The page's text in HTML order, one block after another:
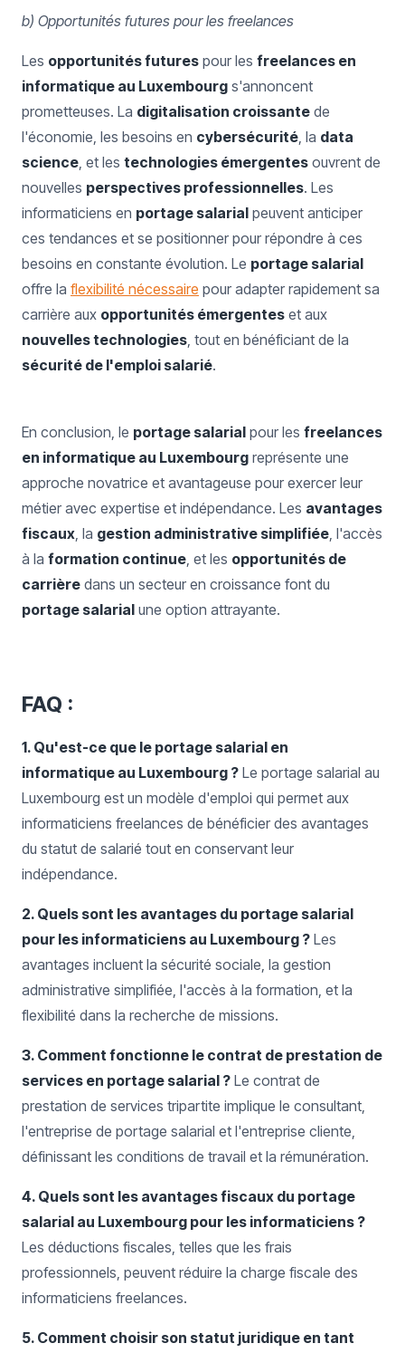
b) Opportunités futures pour les freelances
Les opportunités futures pour les freelances en
informatique au Luxembourg s'annoncent
prometteuses. La digitalisation croissante de
l'économie, les besoins en cybersécurité, la data
science, et les technologies émergentes ouvrent de
nouvelles perspectives professionnelles. Les
informaticiens en portage salarial peuvent anticiper
ces tendances et se positionner pour répondre à ces
besoins en constante évolution. Le portage salarial
offre la flexibilité nécessaire pour adapter rapidement sa
carrière aux opportunités émergentes et aux
nouvelles technologies, tout en bénéficiant de la
sécurité de l'emploi salarié.
En conclusion, le portage salarial pour les freelances
en informatique au Luxembourg représente une
approche novatrice et avantageuse pour exercer leur
métier avec expertise et indépendance. Les avantages
fiscaux, la gestion administrative simplifiée, l'accès
à la formation continue, et les opportunités de
carrière dans un secteur en croissance font du
portage salarial une option attrayante.
FAQ :
1. Qu'est-ce que le portage salarial en
informatique au Luxembourg ? Le portage salarial au
Luxembourg est un modèle d'emploi qui permet aux
informaticiens freelances de bénéficier des avantages
du statut de salarié tout en conservant leur
indépendance.
2. Quels sont les avantages du portage salarial
pour les informaticiens au Luxembourg ? Les
avantages incluent la sécurité sociale, la gestion
administrative simplifiée, l'accès à la formation, et la
flexibilité dans la recherche de missions.
3. Comment fonctionne le contrat de prestation de
services en portage salarial ? Le contrat de
prestation de services tripartite implique le consultant,
l'entreprise de portage salarial et l'entreprise cliente,
définissant les conditions de travail et la rémunération.
4. Quels sont les avantages fiscaux du portage
salarial au Luxembourg pour les informaticiens ?
Les déductions fiscales, telles que les frais
professionnels, peuvent réduire la charge fiscale des
informaticiens freelances.
5. Comment choisir son statut juridique en tant